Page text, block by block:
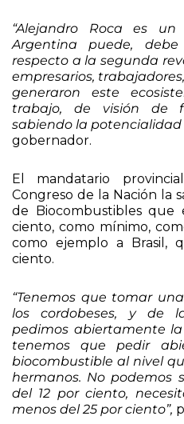
“Alejandro Roca es
Argentina puede,
respecto a la segunda
empresarios,
generaron este
trabajo, de visión de
sabiendo la potencialidad
El mandatario
Congreso de la Nación la
de Biocombustibles
ciento, como mínimo,
como ejemplo a Brasil,
“Tenemos que tomar
los cordobeses, y de
pedimos abiertamente
tenemos que pedir
biocombustible al nivel
hermanos. No podemos
del 12 por ciento,